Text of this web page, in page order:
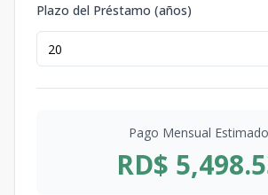
Plazo del Préstamo (años)
Pago Mensual Estimado
RD$